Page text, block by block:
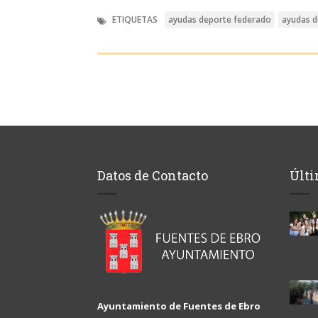
ETIQUETAS ayudas deporte federado ayudas
Datos de Contacto
Ayuntamiento de Fuentes de Ebro